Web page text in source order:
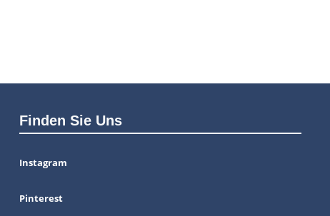
Finden Sie Uns
Instagram
Pinterest